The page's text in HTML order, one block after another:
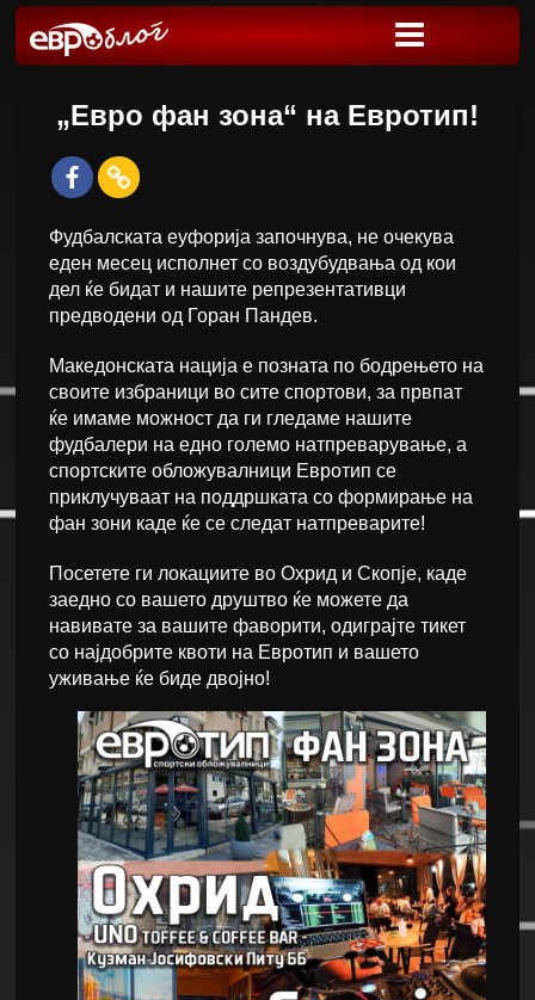
„Евро фан зона“ на Евротип!
Фудбалската еуфорија започнува, не очекува
еден месец исполнет со воздубудвања од кои
дел ќе бидат и нашите репрезентативци
предводени од Горан Пандев.
Македонската нација е позната по бодрењето на
своите избраници во сите спортови, за првпат
ќе имаме можност да ги гледаме нашите
фудбалери на едно големо натпреварување, а
спортските обложувалници Евротип се
приклучуваат на поддршката со формирање на
фан зони каде ќе се следат натпреварите!
Посетете ги локациите во Охрид и Скопје, каде
заедно со вашето друштво ќе можете да
навивате за вашите фаворити, одиграјте тикет
со најдобрите квоти на Евротип и вашето
уживање ќе биде двојно!